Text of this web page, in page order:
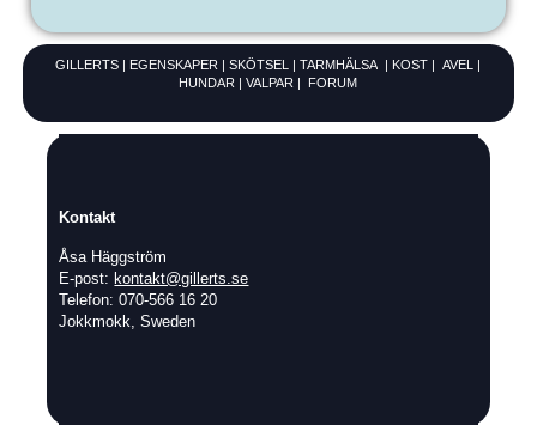
GILLERTS EGENSKAPER SKÖTSEL TARM HÄLSA KOST AVEL
HUNDAR
VALPAR FORUM
Kontakt
Åsa Häggström
E-post: kontakt@gillerts.se
Telefon: 070-566 16 20
Jokkmokk, Sweden